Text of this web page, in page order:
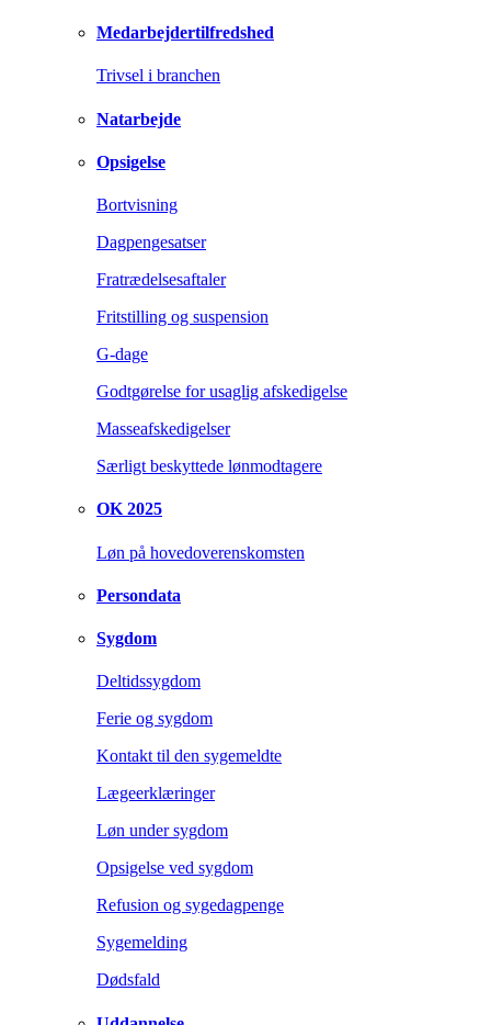
Medarbejdertilfredshed
Trivsel i branchen
Natarbejde
Opsigelse
Bortvisning
Dagpengesatser
Fratrædelsesaftaler
Fritstilling og suspension
G-dage
Godtgørelse for usaglig afskedigelse
Masseafskedigelser
Særligt beskyttede lønmodtagere
OK 2025
Løn på hovedoverenskomsten
Persondata
Sygdom
Deltidssygdom
Ferie og sygdom
Kontakt til den sygemeldte
Lægeerklæringer
Løn under sygdom
Opsigelse ved sygdom
Refusion og sygedagpenge
Sygemelding
Dødsfald